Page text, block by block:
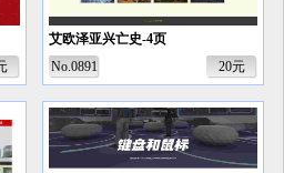
艾欧泽亚兴亡史-4页
No.0891
20元